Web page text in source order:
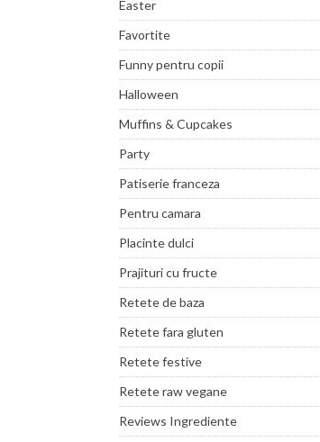
Easter
Favortite
Funny pentru copii
Halloween
Muffins & Cupcakes
Party
Patiserie franceza
Pentru camara
Placinte dulci
Prajituri cu fructe
Retete de baza
Retete fara gluten
Retete festive
Retete raw vegane
Reviews Ingrediente